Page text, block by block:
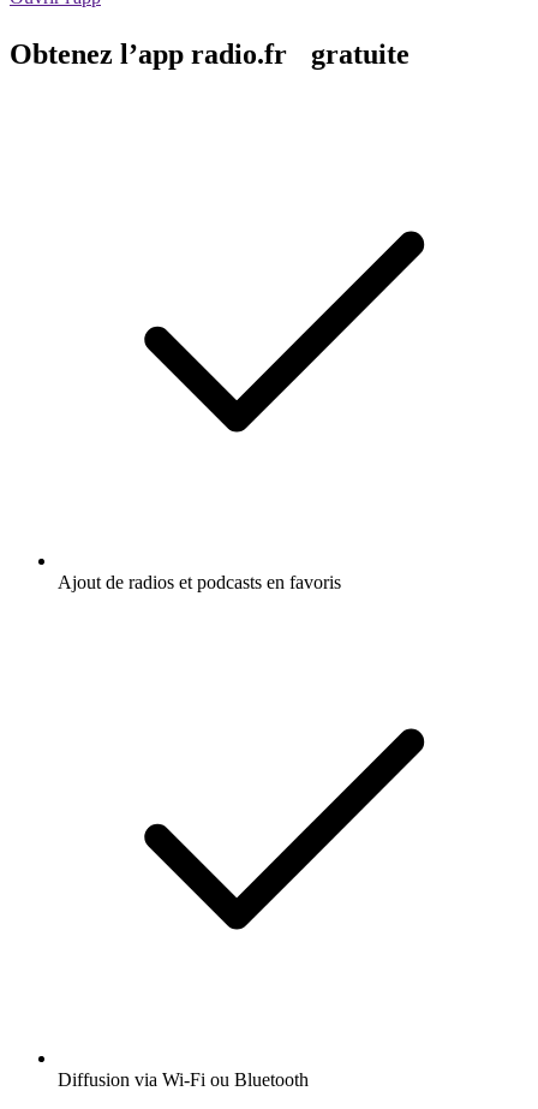
Obtenez l’app radio.fr gratuite
Ajout de radios et podcasts en favoris
Diffusion via Wi-Fi ou Bluetooth